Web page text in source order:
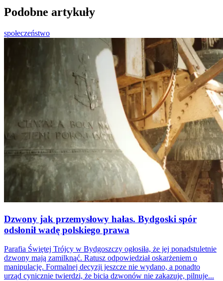
Podobne artykuły
społeczeństwo
Dzwony jak przemysłowy hałas. Bydgoski spór
odsłonił wadę polskiego prawa
Parafia Świętej Trójcy w Bydgoszczy ogłosiła, że jej ponadstuletnie
dzwony mają zamilknąć. Ratusz odpowiedział oskarżeniem o
manipulację. Formalnej decyzji jeszcze nie wydano, a ponadto
urząd cynicznie twierdzi, że bicia dzwonów nie zakazuje, pilnuje...